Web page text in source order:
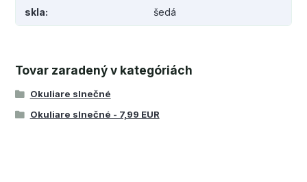
skla šedá
Tovar zaradený v kategóriách
Okuliare slnečné
Okuliare slnečné - 7,99 EUR